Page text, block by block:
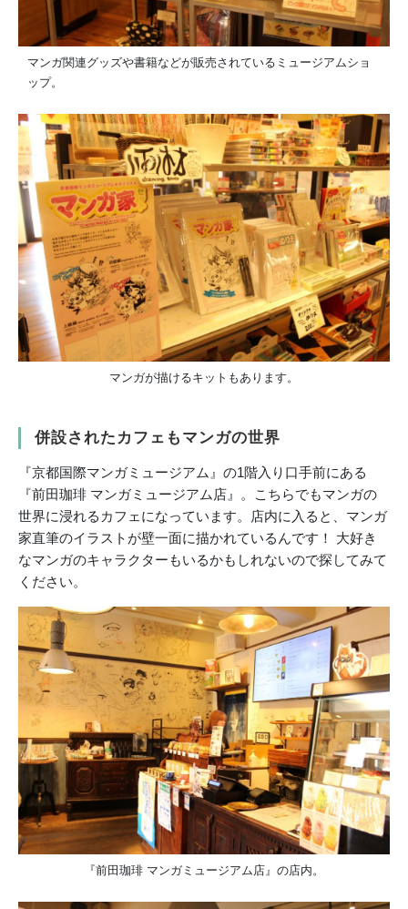
マンガ関連グッズや書籍などが販売されているミュージアムショ
ップ。
マンガが描けるキットもあります。
併設されたカフェもマンガの世界
『京都国際マンガミュージアム』の1階入り口手前にある
『前田珈琲 マンガミュージアム店』。こちらでもマンガの
世界に浸れるカフェになっています。店内に入ると、マンガ
家直筆のイラストが壁一面に描かれているんです！ 大好き
なマンガのキャラクターもいるかもしれないので探してみて
ください。
『前田珈琲 マンガミュージアム店』の店内。